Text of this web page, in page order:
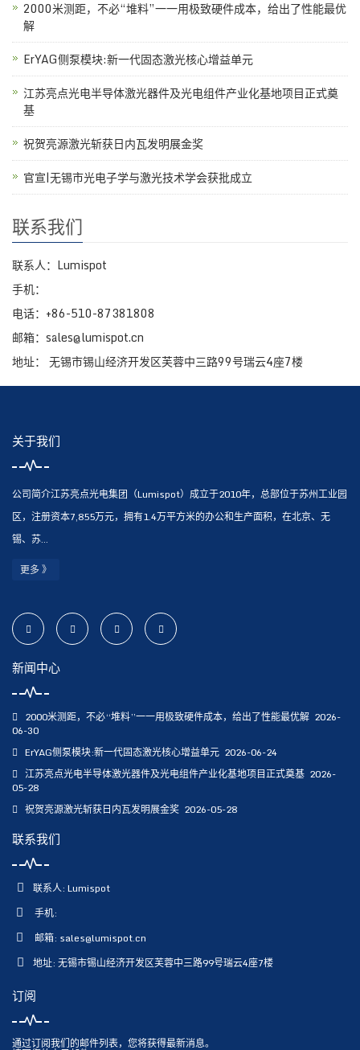
2000米测距，不必“堆料”一一用极致硬件成本，给出了性能最优
解
ErYAG侧泵模块:新一代固态激光核心增益单元
江苏亮点光电半导体激光器件及光电组件产业化基地项目正式奠
基
祝贺亮源激光斩获日内瓦发明展金奖
官宣|无锡市光电子学与激光技术学会获批成立
联系我们
联系人：Lumispot
手机：
电话：+86-510-87381808
邮箱：sales@lumispot.cn
地址： 无锡市锡山经济开发区芙蓉中三路99号瑞云4座7楼
关于我们
公司简介江苏亮点光电集团（Lumispot）成立于2010年，总部位于苏州工业园
区，注册资本7,855万元，拥有1.4万平方米的办公和生产面积，在北京、无
锡、苏...
更多 》
新闻中心
2000米测距，不必“堆料”一一用极致硬件成本，给出了性能最优解 2026-
06-30
ErYAG侧泵模块:新一代固态激光核心增益单元 2026-06-24
江苏亮点光电半导体激光器件及光电组件产业化基地项目正式奠基 2026-
05-28
祝贺亮源激光斩获日内瓦发明展金奖 2026-05-28
联系我们
联系人: Lumispot
手机:
邮箱: sales@lumispot.cn
地址: 无锡市锡山经济开发区芙蓉中三路99号瑞云4座7楼
订阅
通过订阅我们的邮件列表，您将获得最新消息。